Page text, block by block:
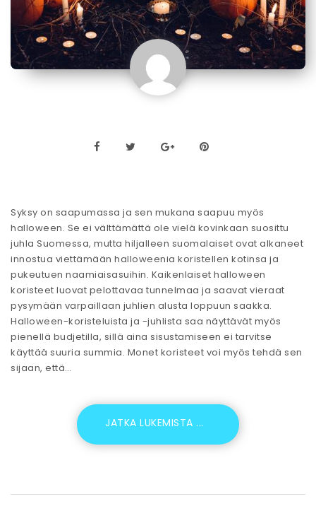
Syksy on saapumassa ja sen mukana saapuu myös
halloween. Se ei välttämättä ole vielä kovinkaan suosittu
juhla Suomessa, mutta hiljalleen suomalaiset ovat alkaneet
innostua viettämään halloweenia koristellen kotinsa ja
pukeutuen naamiaisasuihin. Kaikenlaiset halloween
koristeet luovat pelottavaa tunnelmaa ja saavat vieraat
pysymään varpaillaan juhlien alusta loppuun saakka.
Halloween-koristeluista ja -juhlista saa näyttävät myös
pienellä budjetilla, sillä aina sisustamiseen ei tarvitse
käyttää suuria summia. Monet koristeet voi myös tehdä sen
sijaan, että…